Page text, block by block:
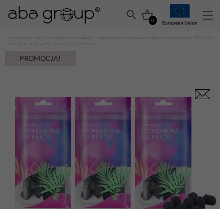
0
Nakładki ścierne i kapturki
/ Aba Group Kapturki ścierne do pedicure PREMIUM
LINE 13 mm gradacja 80 – 25 sztuk x 3 opakowania
PROMOCJA!